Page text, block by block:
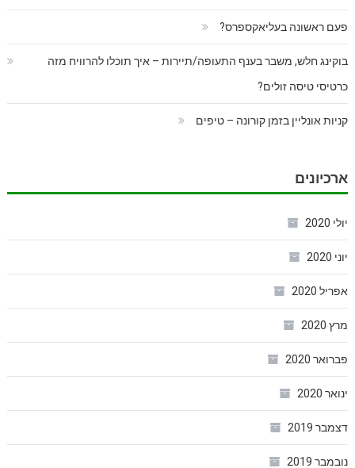
פעם ראשונה בעליאקספרס?
בוקינג חלש, משבר בענף התעופה/תיירות – איך תוכלו להרוויח מזה
כרטיסי טיסה זולים?
קניות אונליין בזמן קורונה – טיפים
ארכיונים
יולי 2020
יוני 2020
אפריל 2020
מרץ 2020
פברואר 2020
ינואר 2020
דצמבר 2019
נובמבר 2019